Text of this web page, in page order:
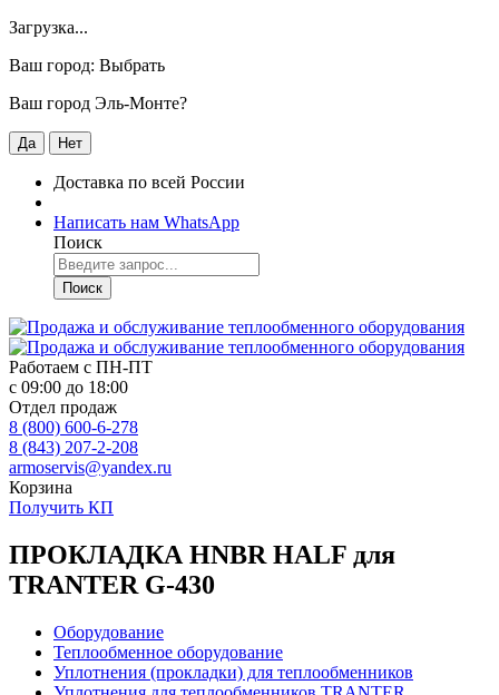
Загрузка...
Ваш город: Выбрать
Ваш город Эль-Монте?
Да Нет
Доставка по всей России
Написать нам WhatsApp
Поиск
Поиск
Работаем с ПН-ПТ
с 09:00 до 18:00
Отдел продаж
8 (800) 600-6-278
8 (843) 207-2-208
armoservis@yandex.ru
Корзина
Получить КП
ПРОКЛАДКА HNBR HALF для
TRANTER G-430
Оборудование
Теплообменное оборудование
Уплотнения (прокладки) для теплообменников